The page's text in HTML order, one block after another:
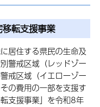
転支援事業
居住する県民の生命及
警戒区域（レッドゾー
戒区域（イエローゾー
の費用の一部を支援す
支援事業」を令和8年